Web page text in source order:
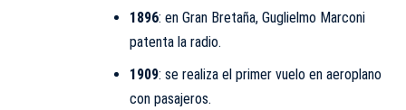
1896: en Gran Bretaña, Guglielmo Marconi
patenta la radio.
1909: se realiza el primer vuelo en aeroplano
con pasajeros.